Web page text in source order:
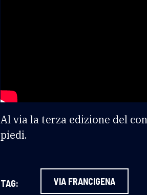
Al via la terza edizione del
piedi.
TAG: VIA FRANCIGENA